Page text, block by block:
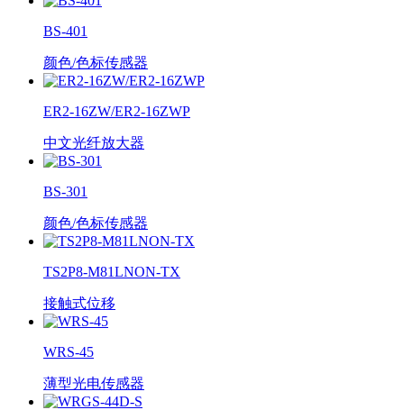
BS-401
颜色/色标传感器
ER2-16ZW/ER2-16ZWP
中文光纤放大器
BS-301
颜色/色标传感器
TS2P8-M81LNON-TX
接触式位移
WRS-45
薄型光电传感器